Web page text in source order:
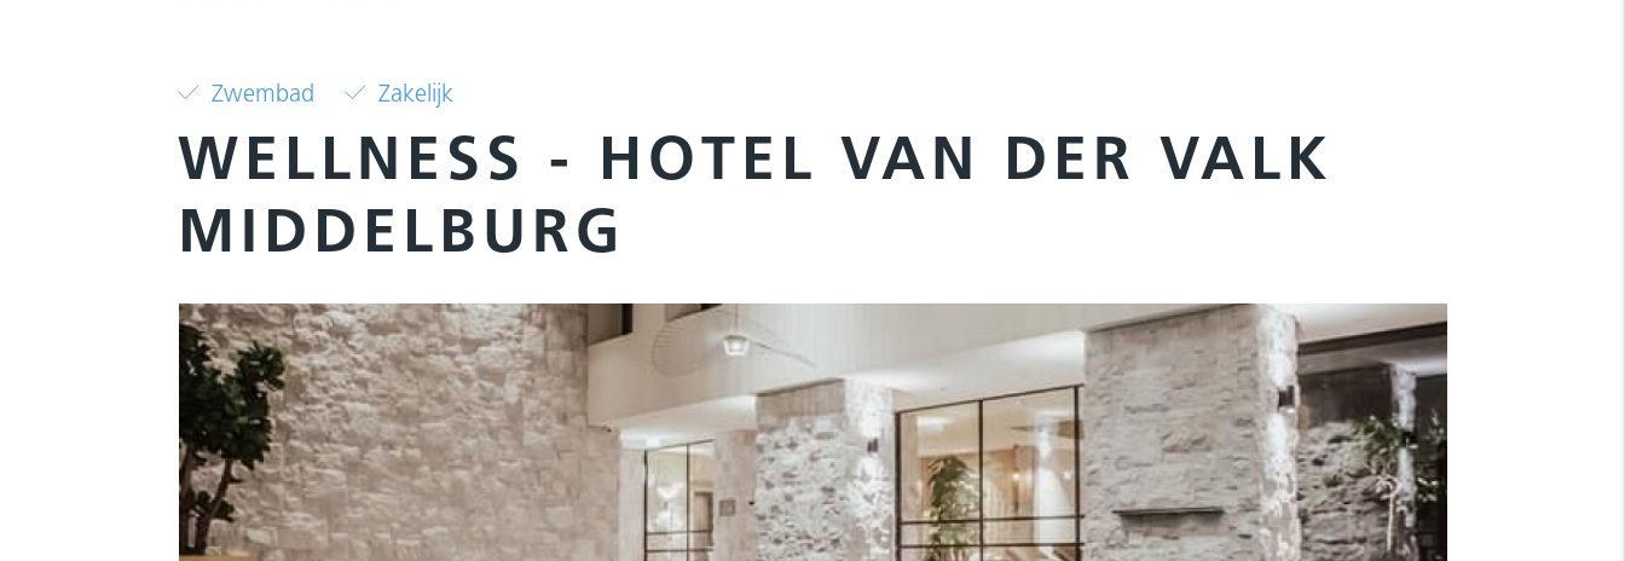
Zwembad Zakelijk
WELLNESS - HOTEL VAN DER VALK
MIDDELBURG